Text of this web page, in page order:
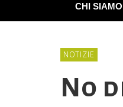
CHI SIAMO
NOTIZIE
No